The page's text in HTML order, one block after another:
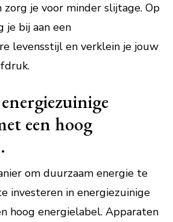
zorg je voor minder slijtage. Op
je bij aan een
levensstijl en verklein je jouw
een hoog
om duurzaam energie te
investeren in energiezuinige
hoog energielabel. Apparaten